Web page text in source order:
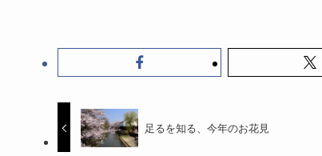
足るを知る、今年のお花見